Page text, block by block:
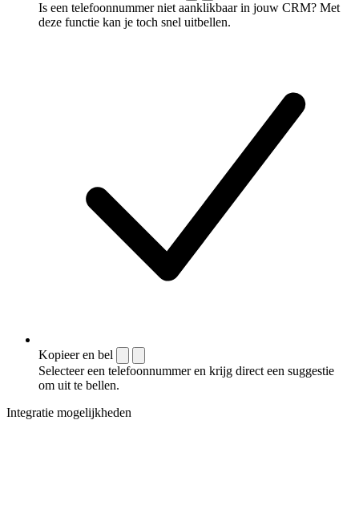
Is een telefoonnummer niet aanklikbaar in jouw CRM? Met
deze functie kan je toch snel uitbellen.
Kopieer en bel
Selecteer een telefoonnummer en krijg direct een suggestie
om uit te bellen.
Integratie mogelijkheden